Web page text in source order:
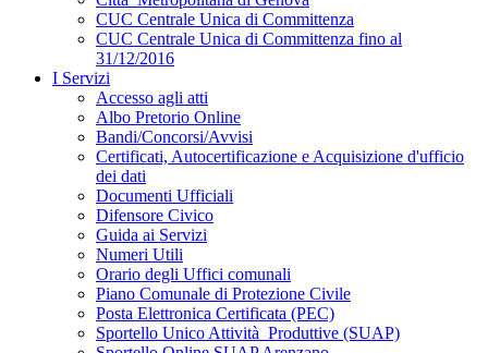
CUC Centrale Unica di Committenza
CUC Centrale Unica di Committenza fino al
31/12/2016
I Servizi
Accesso agli atti
Albo Pretorio Online
Bandi/Concorsi/Avvisi
Certificati, Autocertificazione e Acquisizione d'ufficio
dei dati
Documenti Ufficiali
Difensore Civico
Guida ai Servizi
Numeri Utili
Orario degli Uffici comunali
Piano Comunale di Protezione Civile
Posta Elettronica Certificata (PEC)
Sportello Unico Attività Produttive (SUAP)